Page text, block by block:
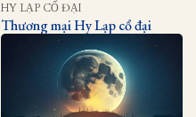
HY LẠP CỔ ĐẠI
Thương mại Hy Lạp cổ đại